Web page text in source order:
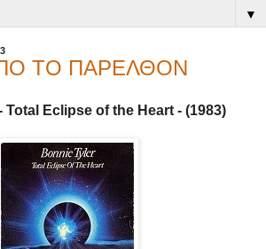
▼
ΤΟ ΠΑΡΕΛΘΟΝ
Total Eclipse of the Heart - (1983)